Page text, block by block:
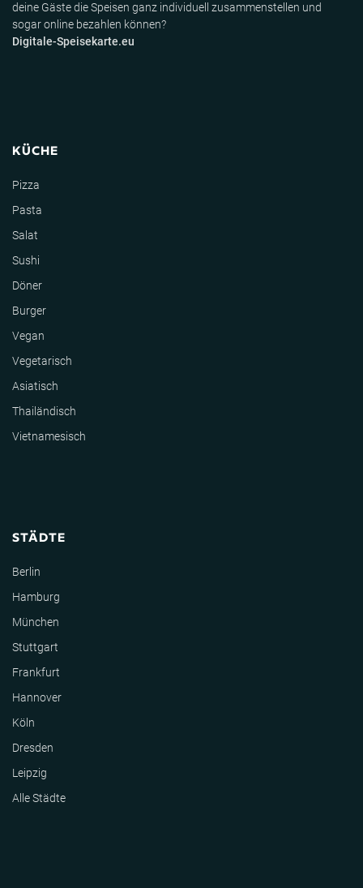
deine Gäste die Speisen ganz individuell zusammenstellen und
sogar online bezahlen können?
Digitale-Speisekarte.eu
KÜCHE
Pizza
Pasta
Salat
Sushi
Döner
Burger
Vegan
Vegetarisch
Asiatisch
Thailändisch
Vietnamesisch
STÄDTE
Berlin
Hamburg
München
Stuttgart
Frankfurt
Hannover
Köln
Dresden
Leipzig
Alle Städte